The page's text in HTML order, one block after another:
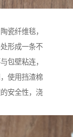
瓷纤维毯，
形成一条不
包壁粘连，
使用挡渣棉
安全性，浇